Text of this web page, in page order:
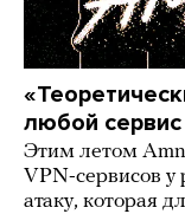
любой
Этим летом
VPN-сервисов
атаку, которая